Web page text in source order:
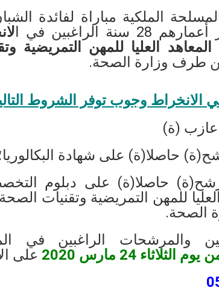
الملكية مباراة لفائدة
سنة الراغبين في ا
العليا للمهن التمريضية
طرف وزارة الصحة.
الانخراط وجوب توفر الشروط
عازب (ة)
حاصلا(ة) على شهادة
حاصلا(ة) على دبلوم
للمهن التمريضية وتقنيات
الصحة.
والمرشحات الراغبين في
الثلاثاء 24 مارس 2020
على